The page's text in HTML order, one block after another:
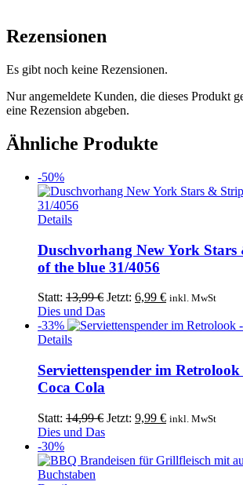
Rezensionen
Es gibt noch keine Rezensionen.
Nur angemeldete Kunden, die dieses Produkt
eine Rezension abgeben.
Ähnliche Produkte
-50%
Details
Duschvorhang New York Stars
of the blue 31/4056
Statt: 13,99€ Ursprünglicher
war:
Jetzt: 6,99 €Aktueller
ist:
inkl. MwSt
Dies und Das
-33%
DetailsDieses
weist
mehrere
Varianten
Die
Optionen
auf
der
Serviettenspender im
Coca Cola
Statt: 14,99€ Ursprünglicher
14,99 €
Jetzt: 9,99 €Aktueller
9,99 €.
inkl. MwSt
Dies und Das
-30%